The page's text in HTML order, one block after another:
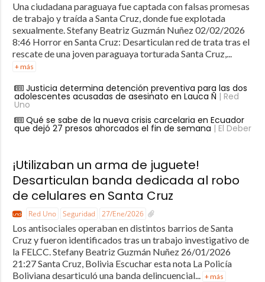
Una ciudadana paraguaya fue captada con falsas promesas
de trabajo y traída a Santa Cruz, donde fue explotada
sexualmente. Stefany Beatriz Guzmán Nuñez 02/02/2026
8:46 Horror en Santa Cruz: Desarticulan red de trata tras el
rescate de una joven paraguaya torturada Santa Cruz,...
+ más
Justicia determina detención preventiva para las dos
adolescentes acusadas de asesinato en Lauca Ñ | Red
Uno
Qué se sabe de la nueva crisis carcelaria en Ecuador
que dejó 27 presos ahorcados el fin de semana | El Deber
¡Utilizaban un arma de juguete!
Desarticulan banda dedicada al robo
de celulares en Santa Cruz
Red Uno Seguridad 27/Ene/2026
Los antisociales operaban en distintos barrios de Santa
Cruz y fueron identificados tras un trabajo investigativo de
la FELCC. Stefany Beatriz Guzmán Nuñez 26/01/2026
21:27 Santa Cruz, Bolivia Escuchar esta nota La Policía
Boliviana desarticuló una banda delincuencial... + más